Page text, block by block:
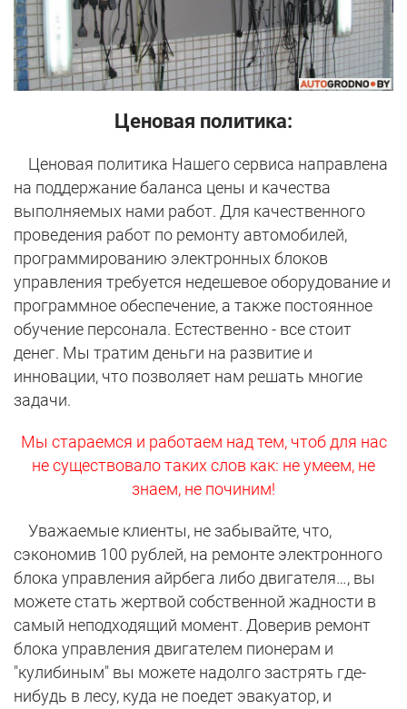
Ценовая политика:
Ценовая политика Нашего сервиса направлена
на поддержание баланса цены и качества
выполняемых нами работ. Для качественного
проведения работ по ремонту автомобилей,
программированию электронных блоков
управления требуется недешевое оборудование и
программное обеспечение, а также постоянное
обучение персонала. Естественно - все стоит
денег. Мы тратим деньги на развитие и
инновации, что позволяет нам решать многие
задачи.
Мы стараемся и работаем над тем, чтоб для нас
не существовало таких слов как: не умеем, не
знаем, не починим!
Уважаемые клиенты, не забывайте, что,
сэкономив 100 рублей, на ремонте электронного
блока управления айрбега либо двигателя…, вы
можете стать жертвой собственной жадности в
самый неподходящий момент. Доверив ремонт
блока управления двигателем пионерам и
"кулибиным" вы можете надолго застрять где-
нибудь в лесу, куда не поедет эвакуатор, и